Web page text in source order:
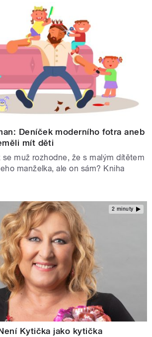
Deníček moderního fotra aneb
mít děti
se muž rozhodne, že s malým dítětem
manželka, ale on sám? Kniha
2 minuty
Kytička jako kytička